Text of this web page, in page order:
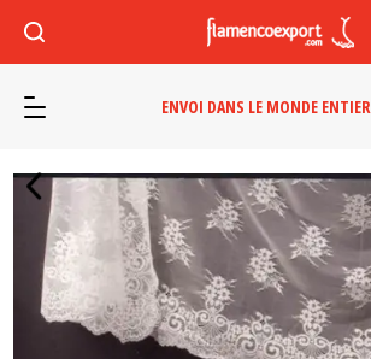
ENVOI DANS LE MONDE ENTIER